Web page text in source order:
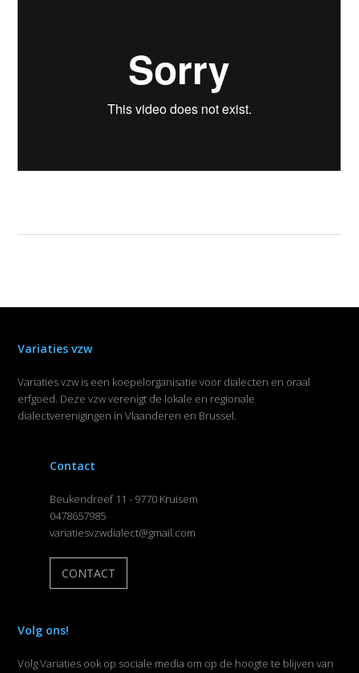
Variaties vzw
Variaties vzw is een koepelorganisatie voor dialecten en oraal
erfgoed. Deze vzw verenigt de lokale en regionale
dialectverenigingen in Vlaanderen en Brussel.
Contact
Beukendreef 11 - 9770 Kruisem
0478657985
variatiesvzwdialect@gmail.com
CONTACT
Volg ons!
Volg Variaties ook op sociale media om op de hoogte te blijven van